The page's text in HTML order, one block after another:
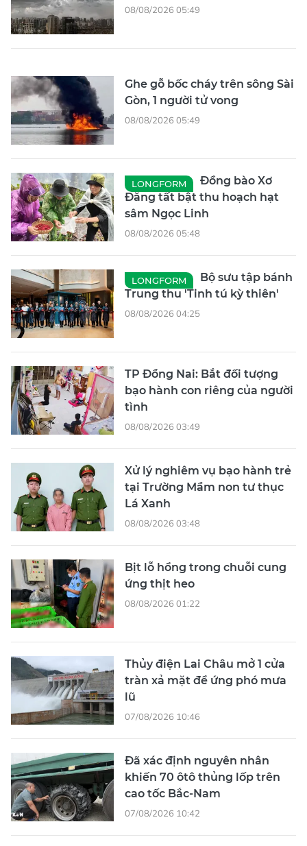
08/08/2026 05:49
Ghe gỗ bốc cháy trên sông Sài
Gòn, 1 người tử vong
08/08/2026 05:49
LONGFORM
Đồng bào Xơ
Đăng tất bật thu hoạch hạt
sâm Ngọc Linh
08/08/2026 05:48
LONGFORM
Bộ sưu tập bánh
Trung thu 'Tinh tú kỳ thiên'
08/08/2026 04:25
TP Đồng Nai: Bắt đối tượng
bạo hành con riêng của người
tình
08/08/2026 03:49
Xử lý nghiêm vụ bạo hành trẻ
tại Trường Mầm non tư thục
Lá Xanh
08/08/2026 03:48
Bịt lỗ hổng trong chuỗi cung
ứng thịt heo
08/08/2026 01:22
Thủy điện Lai Châu mở 1 cửa
tràn xả mặt để ứng phó mưa
lũ
07/08/2026 10:46
Đã xác định nguyên nhân
khiến 70 ôtô thủng lốp trên
cao tốc Bắc-Nam
07/08/2026 10:42